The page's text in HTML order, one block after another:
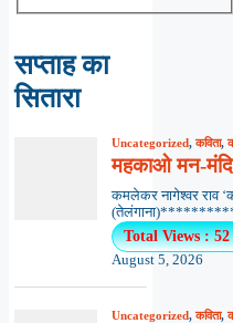
सप्ताह का
सितारा